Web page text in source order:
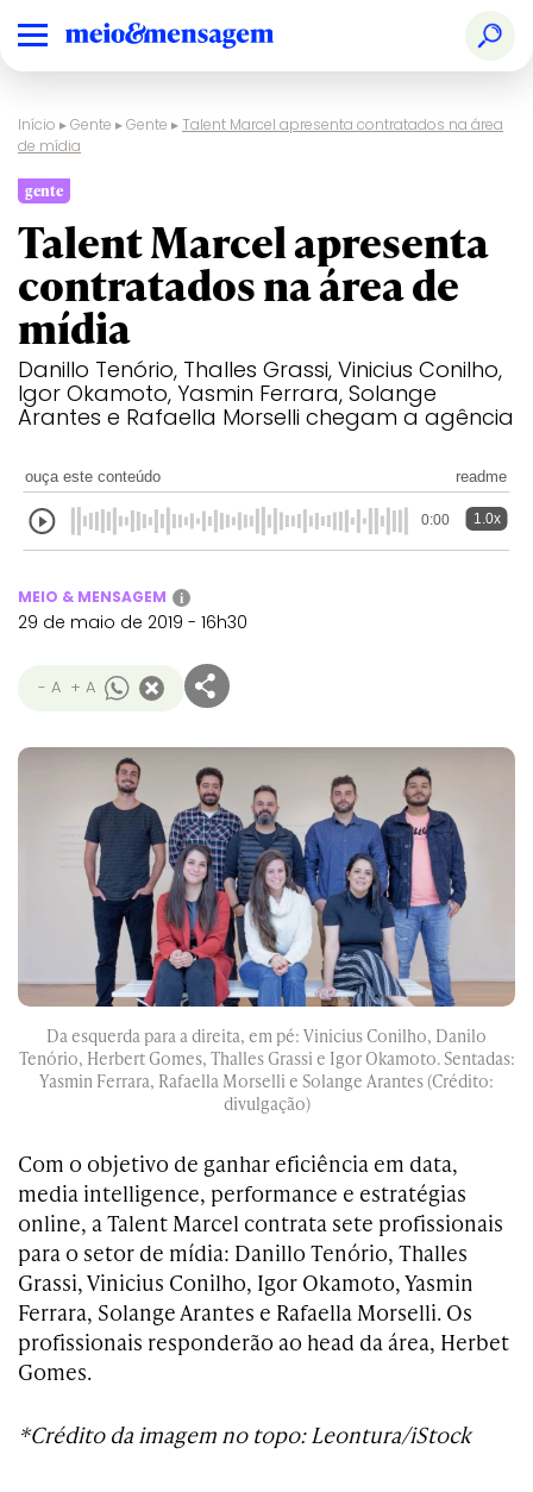
Início ▸Gente ▸Gente ▸ Talent Marcel apresenta contratados na área
de mídia
gente
Talent Marcel apresenta
contratados na área de
mídia
Danillo Tenório, Thalles Grassi, Vinicius Conilho,
Igor Okamoto, Yasmin Ferrara, Solange
Arantes e Rafaella Morselli chegam a agência
ouça este conteúdo readme
0:00 1.0x
MEIO & MENSAGEM i
29 de maio de 2019 - 16h30
- A + A
Da esquerda para a direita, em pé: Vinicius Conilho, Danilo
Tenório, Herbert Gomes, Thalles Grassi e Igor Okamoto. Sentadas:
Yasmin Ferrara, Rafaella Morselli e Solange Arantes (Crédito:
divulgação)
Com o objetivo de ganhar eficiência em data,
media intelligence, performance e estratégias
online, a Talent Marcel contrata sete profissionais
para o setor de mídia: Danillo Tenório, Thalles
Grassi, Vinicius Conilho, Igor Okamoto, Yasmin
Ferrara, Solange Arantes e Rafaella Morselli. Os
profissionais responderão ao head da área, Herbet
Gomes.
*Crédito da imagem no topo: Leontura/iStock